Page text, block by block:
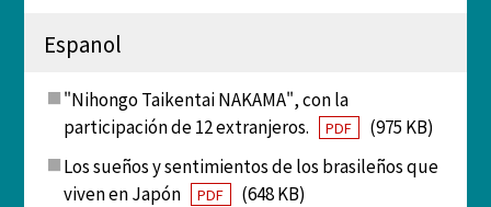
Espanol
"Nihongo Taikentai NAKAMA", con la
participación de 12 extranjeros.
PDF
(975 KB)
Los sueños y sentimientos de los brasileños que
viven en Japón
PDF
(648 KB)